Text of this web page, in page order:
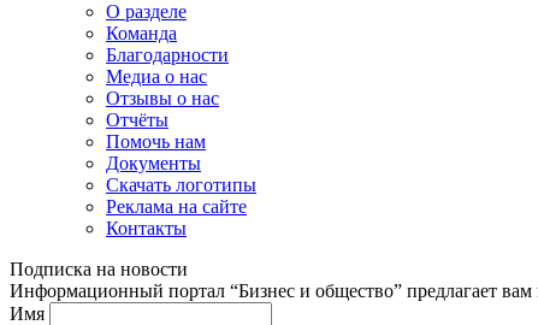
О разделе
Команда
Благодарности
Медиа о нас
Отзывы о нас
Отчёты
Помочь нам
Документы
Скачать логотипы
Реклама на сайте
Контакты
Подписка на новости
Информационный портал “Бизнес и общество” предлагает
Имя